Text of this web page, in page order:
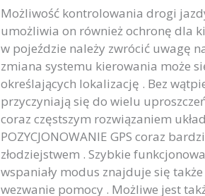
Możliwość kontrolowania drogi
umożliwia on również ochronę dla
w pojeździe należy zwrócić uwagę
zmiana systemu kierowania może
określających lokalizację . Bez
przyczyniają się do wielu
coraz częstszym rozwiązaniem
POZYCJONOWANIE GPS coraz
złodziejstwem . Szybkie
wspaniały modus znajduje się
wezwanie pomocy . Możliwe jest